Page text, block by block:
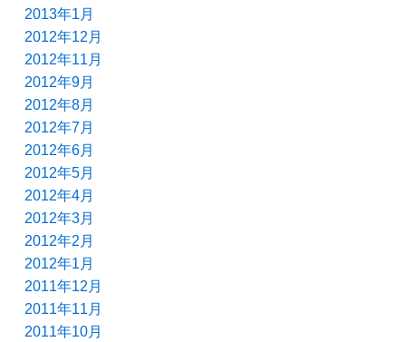
2013年1月
2012年12月
2012年11月
2012年9月
2012年8月
2012年7月
2012年6月
2012年5月
2012年4月
2012年3月
2012年2月
2012年1月
2011年12月
2011年11月
2011年10月